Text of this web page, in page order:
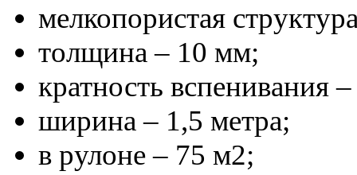
мелкопористая
толщина – 10 мм;
кратность вспенивания
ширина – 1,5 метра;
в рулоне – 75 м2;